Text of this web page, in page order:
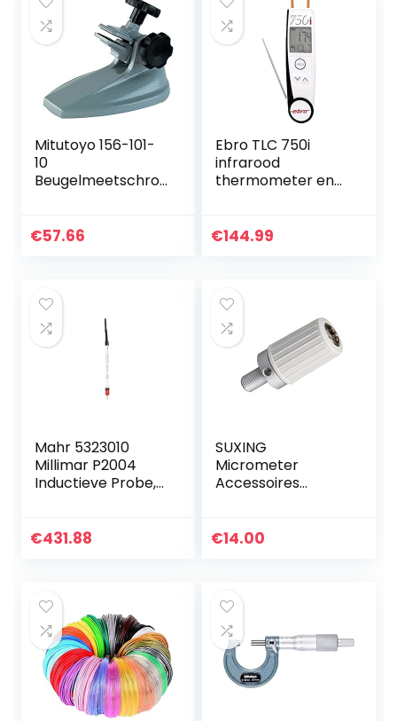
Mitutoyo 156-101-
10
Beugelmeetschro
mm
€57.66
Ebro TLC 750i
infrarood
thermometer en
2:1-50 tot +250 °C
€144.99
Mahr 5323010
Millimar P2004
Inductieve Probe,
€431.88
SUXING
Micrometer
Accessoires
Schroefdraadscha
€14.00